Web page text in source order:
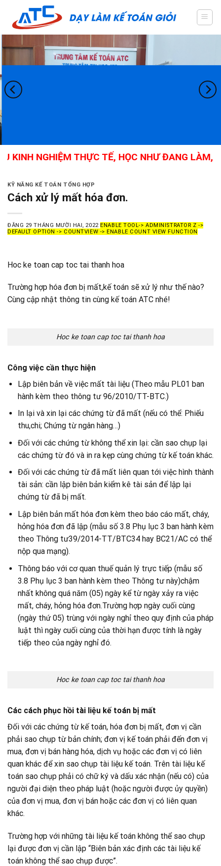
content
NGHIỆM THỰC TẾ, HỌC NHƯ ĐANG LÀM, KẾ
KỸ NĂNG KẾ TOÁN TỔNG HỢP
Cách xử lý mất hóa đơn.
ĐĂNG 29 THÁNG MƯỜI HAI, 2022 ENABLE TOOL-> ADMINISTRATOR Z ->
DEFAULT OPTION -> COUNTVIEW -> ENABLE COUNT VIEW FUNCTION
Hoc ke toan cap toc tai thanh hoa
Trường hợp hóa đơn bị mất,kế toán sẽ xử lý như thế nào?
Cùng cập nhật thông tin cùng kế toán ATC nhé!
Hoc ke toan cap toc tai thanh hoa
Công việc cần thực hiện
Lập biên bản về việc mất tài liệu (Theo mẫu PL01 ban
hành kèm theo thông tư 96/2010/TT-BTC.)
In lại và xin lại các chứng từ đã mất (nếu có thể: Phiếu
thu,chi; Chứng từ ngân hàng…)
Đối với các chứng từ không thể xin lại: cần sao chụp lại
các chứng từ đó và in ra kẹp cùng chứng từ kế toán khác.
Đối với các chứng từ đã mất liên quan tới việc hình thành
tài sản: cần lập biên bản kiểm kê tài sản để lập lại
chứng từ đã bị mất.
Lập biên bản mất hóa đơn kèm theo báo cáo mất, cháy,
hỏng hóa đơn đã lập (mẫu số 3.8 Phụ lục 3 ban hành kèm
theo Thông tư39/2014-TT/BTC34 hay BC21/AC có thể
nộp qua mạng).
Thông báo với cơ quan thuế quản lý trực tiếp (mẫu số
3.8 Phụ lục 3 ban hành kèm theo Thông tư này)chậm
nhất không quá năm (05) ngày kể từ ngày xảy ra việc
mất, cháy, hỏng hóa đơn.Trường hợp ngày cuối cùng
(ngày thứ 05) trùng với ngày nghỉ theo quy định của pháp
luật thì ngày cuối cùng của thời hạn được tính là ngày
tiếp theo của ngày nghỉ đó.
Hoc ke toan cap toc tai thanh hoa
Các cách phục hồi tài liệu kế toán bị mất
Đối với các chứng từ kế toán, hóa đơn bị mất, đơn vị cần
phải sao chụp từ bản chính; đơn vị kế toán phải đến đơn vị
mua, đơn vị bán hàng hóa, dịch vụ hoặc các đơn vị có liên
quan khác để xin sao chụp tài liệu kế toán. Trên tài liệu kế
toán sao chụp phải có chữ ký và dấu xác nhận (nếu có) của
người đại diện theo pháp luật (hoặc người được ủy quyền)
của đơn vị mua, đơn vị bán hoặc các đơn vị có liên quan
khác.
Trường hợp với những tài liệu kế toán không thể sao chụp
lại được đơn vị cần lập “Biên bản xác định các tài liệu kế
toán không thể sao chụp được”.